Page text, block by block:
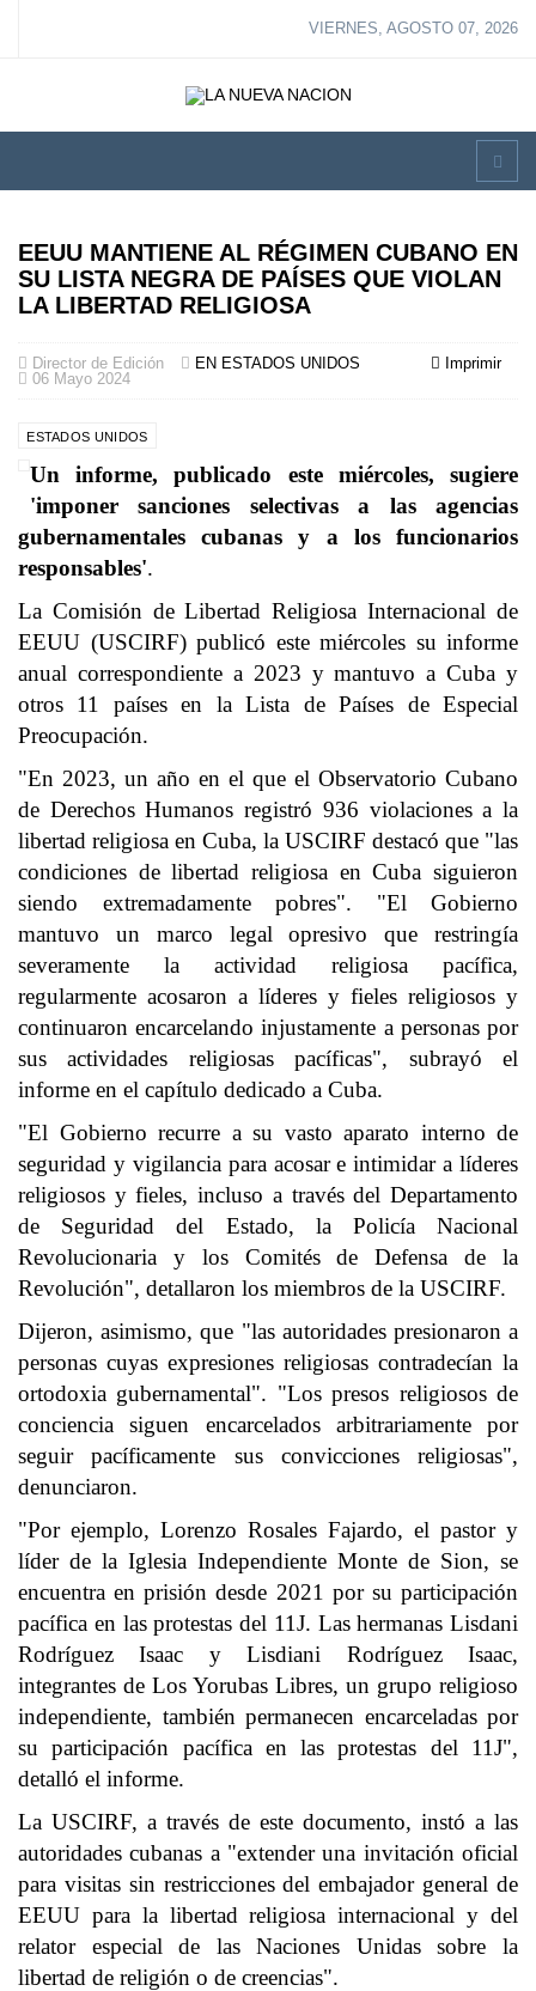
VIERNES, AGOSTO 07, 2026
EEUU MANTIENE AL RÉGIMEN CUBANO EN
SU LISTA NEGRA DE PAÍSES QUE VIOLAN
LA LIBERTAD RELIGIOSA
Imprimir
Director de Edición
EN ESTADOS UNIDOS
06 Mayo 2024
ESTADOS UNIDOS
Un informe, publicado este miércoles, sugiere
'imponer sanciones selectivas a las agencias
gubernamentales cubanas y a los funcionarios
responsables'.
La Comisión de Libertad Religiosa Internacional de
EEUU (USCIRF) publicó este miércoles su informe
anual correspondiente a 2023 y mantuvo a Cuba y
otros 11 países en la Lista de Países de Especial
Preocupación.
"En 2023, un año en el que el Observatorio Cubano
de Derechos Humanos registró 936 violaciones a la
libertad religiosa en Cuba, la USCIRF destacó que "las
condiciones de libertad religiosa en Cuba siguieron
siendo extremadamente pobres". "El Gobierno
mantuvo un marco legal opresivo que restringía
severamente la actividad religiosa pacífica,
regularmente acosaron a líderes y fieles religiosos y
continuaron encarcelando injustamente a personas por
sus actividades religiosas pacíficas", subrayó el
informe en el capítulo dedicado a Cuba.
"El Gobierno recurre a su vasto aparato interno de
seguridad y vigilancia para acosar e intimidar a líderes
religiosos y fieles, incluso a través del Departamento
de Seguridad del Estado, la Policía Nacional
Revolucionaria y los Comités de Defensa de la
Revolución", detallaron los miembros de la USCIRF.
Dijeron, asimismo, que "las autoridades presionaron a
personas cuyas expresiones religiosas contradecían la
ortodoxia gubernamental". "Los presos religiosos de
conciencia siguen encarcelados arbitrariamente por
seguir pacíficamente sus convicciones religiosas",
denunciaron.
"Por ejemplo, Lorenzo Rosales Fajardo, el pastor y
líder de la Iglesia Independiente Monte de Sion, se
encuentra en prisión desde 2021 por su participación
pacífica en las protestas del 11J. Las hermanas Lisdani
Rodríguez Isaac y Lisdiani Rodríguez Isaac,
integrantes de Los Yorubas Libres, un grupo religioso
independiente, también permanecen encarceladas por
su participación pacífica en las protestas del 11J",
detalló el informe.
La USCIRF, a través de este documento, instó a las
autoridades cubanas a "extender una invitación oficial
para visitas sin restricciones del embajador general de
EEUU para la libertad religiosa internacional y del
relator especial de las Naciones Unidas sobre la
libertad de religión o de creencias".